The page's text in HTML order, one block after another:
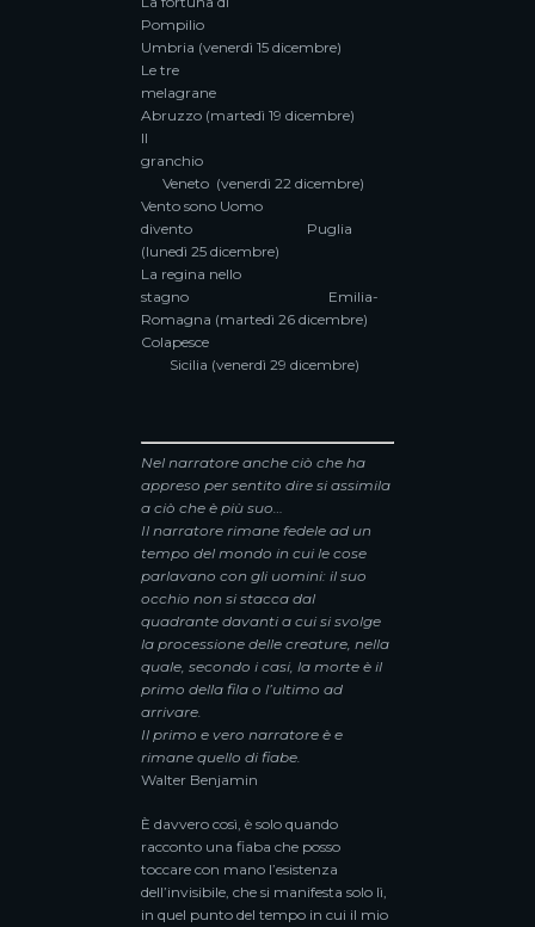
Pompilio
Umbria (venerdì 15 dicembre)
Le tre
melagrane
Abruzzo (martedì 19 dicembre)
Il
granchio
Veneto (venerdì 22 dicembre)
Vento sono Uomo
divento Puglia
(lunedì 25 dicembre)
La regina nello
stagno Emilia-
Romagna (martedì 26 dicembre)
Colapesce
Sicilia (venerdì 29 dicembre)
Nel narratore anche ciò che ha
appreso per sentito dire si assimila
a ciò che è più suo…
Il narratore rimane fedele ad un
tempo del mondo in cui le cose
parlavano con gli uomini: il suo
occhio non si stacca dal
quadrante davanti a cui si svolge
la processione delle creature, nella
quale, secondo i casi, la morte è il
primo della fila o l’ultimo ad
arrivare.
Il primo e vero narratore è e
rimane quello di fiabe.
Walter Benjamin
È davvero così, è solo quando
racconto una fiaba che posso
toccare con mano l’esistenza
dell’invisibile, che si manifesta solo lì,
in quel punto del tempo in cui il mio